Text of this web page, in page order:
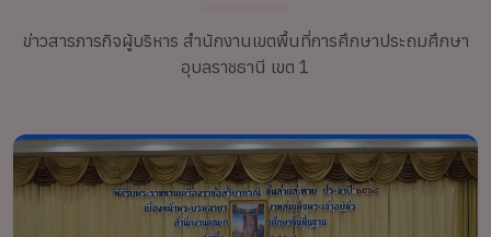
ข่าวสารภารกิจผู้บริหาร สำนักงานเขตพื้นที่การศึกษาประถมศึกษา
อุบลราชธานี เขต 1